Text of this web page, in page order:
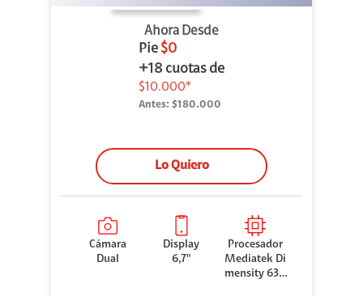
Ahora Desde
Pie $0
+18 cuotas de
$10.000*
Antes: $180.000
Lo Quiero
Cámara
Dual
Display
6,7"
Procesador
Mediatek Di
mensity 630